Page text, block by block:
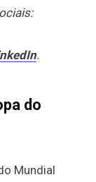
.
do
Mundial